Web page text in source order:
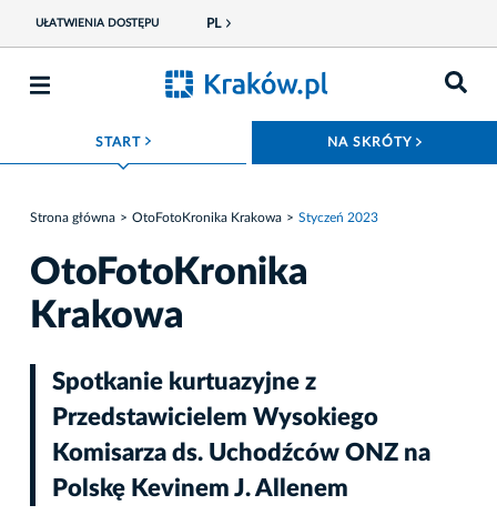
UŁATWIENIA DOSTĘPU PL
START ROZWIŃ MENU NA SKRÓTY
Strona główna OtoFotoKronika Krakowa Styczeń 2023
OtoFotoKronika
Krakowa
Spotkanie kurtuazyjne z
Przedstawicielem Wysokiego
Komisarza ds. Uchodźców ONZ na
Polskę Kevinem J. Allenem